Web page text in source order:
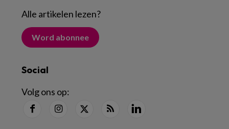
Alle artikelen lezen?
Word abonnee
Social
Volg ons op: